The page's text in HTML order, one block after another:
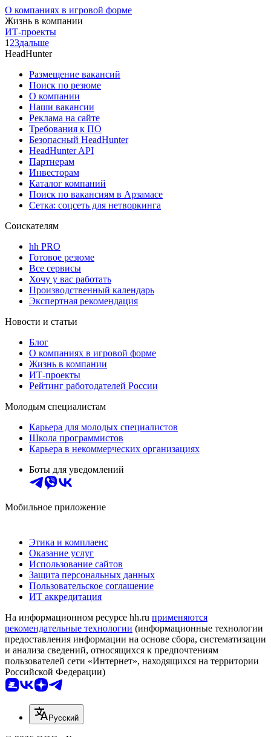
О компаниях в игровой форме
Жизнь в компании
ИТ-проекты
1 23дальше
HeadHunter
Размещение вакансий
Поиск по резюме
О компании
Наши вакансии
Реклама на сайте
Требования к ПО
Безопасный HeadHunter
HeadHunter API
Партнерам
Инвесторам
Каталог компаний
Поиск по вакансиям в Арзамасе
Сетка: соцсеть для нетворкинга
Соискателям
hh PRO
Готовое резюме
Все сервисы
Хочу у вас работать
Производственный календарь
Экспертная рекомендация
Новости и статьи
Блог
О компаниях в игровой форме
Жизнь в компании
ИТ-проекты
Рейтинг работодателей России
Молодым специалистам
Карьера для молодых специалистов
Школа программистов
Карьера в некоммерческих организациях
Боты для уведомлений
Мобильное приложение
Этика и комплаенс
Оказание услуг
Использование сайтов
Защита персональных данных
Пользовательское соглашение
ИТ аккредитация
На информационном ресурсе hh.ru применяются
рекомендательные технологии (информационные технологии
предоставления информации на основе сбора, систематизации
и анализа сведений, относящихся к предпочтениям
пользователей сети «Интернет», находящихся на территории
Российской Федерации)
Русский